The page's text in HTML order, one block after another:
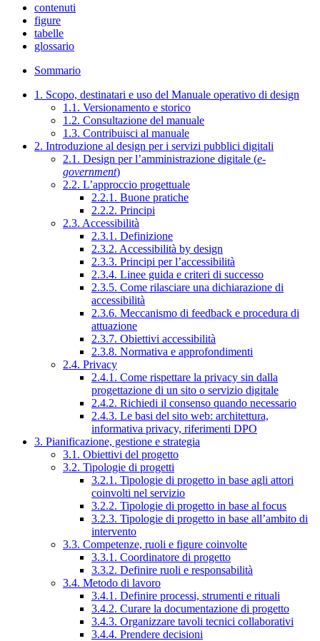
contenuti
figure
tabelle
glossario
Sommario
1. Scopo, destinatari e uso del Manuale operativo di design
1.1. Versionamento e storico
1.2. Consultazione del manuale
1.3. Contribuisci al manuale
2. Introduzione al design per i servizi pubblici digitali
2.1. Design per l’amministrazione digitale (e-
government)
2.2. L’approccio progettuale
2.2.1. Buone pratiche
2.2.2. Principi
2.3. Accessibilità
2.3.1. Definizione
2.3.2. Accessibilità by design
2.3.3. Principi per l’accessibilità
2.3.4. Linee guida e criteri di successo
2.3.5. Come rilasciare una dichiarazione di
accessibilità
2.3.6. Meccanismo di feedback e procedura di
attuazione
2.3.7. Obiettivi accessibilità
2.3.8. Normativa e approfondimenti
2.4. Privacy
2.4.1. Come rispettare la privacy sin dalla
progettazione di un sito o servizio digitale
2.4.2. Richiedi il consenso quando necessario
2.4.3. Le basi del sito web: architettura,
informativa privacy, riferimenti DPO
3. Pianificazione, gestione e strategia
3.1. Obiettivi del progetto
3.2. Tipologie di progetti
3.2.1. Tipologie di progetto in base agli attori
coinvolti nel servizio
3.2.2. Tipologie di progetto in base al focus
3.2.3. Tipologie di progetto in base all’ambito di
intervento
3.3. Competenze, ruoli e figure coinvolte
3.3.1. Coordinatore di progetto
3.3.2. Definire ruoli e responsabilità
3.4. Metodo di lavoro
3.4.1. Definire processi, strumenti e rituali
3.4.2. Curare la documentazione di progetto
3.4.3. Organizzare tavoli tecnici collaborativi
3.4.4. Prendere decisioni